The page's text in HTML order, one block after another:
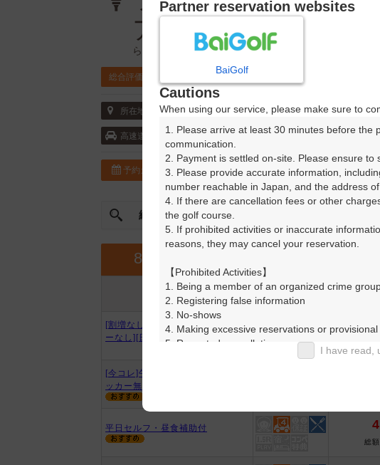
ア・ゴルフ】
らヴぃすたごるふりぞーと
総合評価 3.8
所在地 〒297-0145 千葉県 長生郡長南町佐坪373
高速道 首都圏中央連絡自動車道・市原鶴舞 10km以内
予約カレンダー コースガイド コースレイアウ
絞込み 曜日やスタート時間を指定して、ご希望
8月
プラン内容
アイコンの説明
8月の
[割増なし]薄暮0.5Rプレー[ロッカ
ーなし][日没了承]
[今コレ]午後スルー・3B割増無ロ
ッカー無※日没了承
平日セルフ・昼食補助付
総額
Partner reservation websites
BaiGolf
Cautions
When using our service, please make sure to
1. Please arrive at least 30 minutes before
communication.
2. Payment is settled on-site. Please ensure to
3. Please provide accurate information,
number reachable in Japan, and the address
4. If there are cancellation fees or other
the golf course.
5. If prohibited activities or inaccurate
reasons, they may cancel your reservation.
【Prohibited Activities】
1. Being a member of an organized crime
2. Registering false information
3. No-shows
4. Making excessive reservations or
5. Repeated cancellations
6. Violating laws and regulations
7. Causing inconvenience to others during
We appreciate your understanding and
I have read,